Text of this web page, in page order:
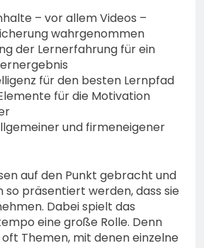
– vor allem Videos –
wahrgenommen
der Lernerfahrung für ein
für den besten Lernpfad
für die Motivation
und firmeneigener
auf den Punkt gebracht und
präsentiert werden, dass sie
Dabei spielt das
eine große Rolle. Denn
Themen, mit denen einzelne